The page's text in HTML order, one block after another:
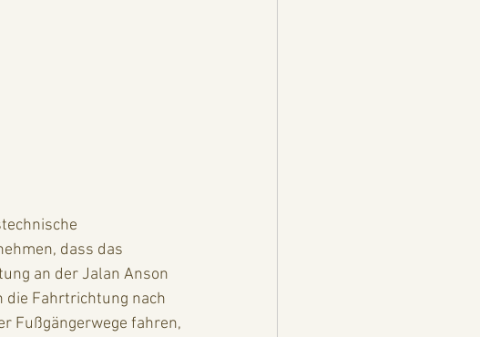
dass das
an der Jalan Anson
die Fahrtrichtung nach
Fußgängerwege fahren,